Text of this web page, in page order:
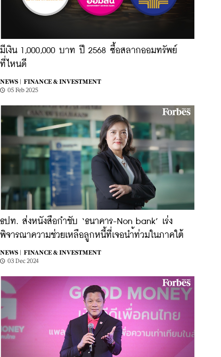
มีเงิน 1,000,000 บาท ปี 2568 ซื้อสลากออมทรัพย์
ที่ไหนดี
NEWS |
FINANCE & INVESTMENT
05 Feb 2025
ธปท. ส่งหนังสือกำชับ ‘ธนาคาร-Non bank’ เร่ง
พิจารณาความช่วยเหลือลูกหนี้ที่เจอนำ้ท่วมในภาคใต้
NEWS |
FINANCE & INVESTMENT
03 Dec 2024